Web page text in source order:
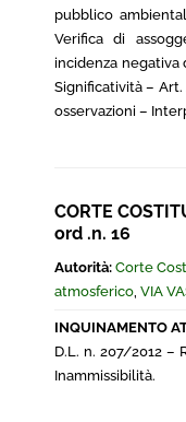
pubblico
Verifica di
incidenza
Significatività –
osservazioni –
CORTE
ord .n. 16
Autorità: Corte
atmosferico, VIA
INQUINAMENTO
D.L. n. 207/2012
Inammissibilità.